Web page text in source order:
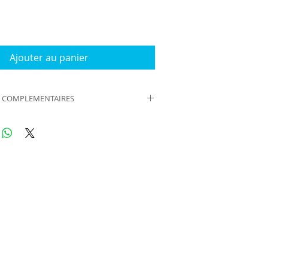
Ajouter au panier